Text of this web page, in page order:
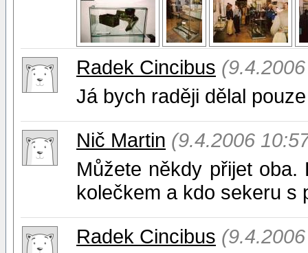
Radek Cincibus
Já bych raději dělal
Nič Martin (9.4.2006
Můžete někdy přijet
kolečkem a kdo sekeru s
Radek Cincibus